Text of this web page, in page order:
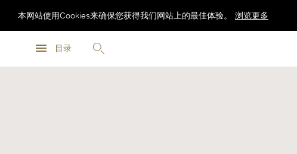
目录
本网站使用Cookies来确保您获得我们网站上的最佳体验。 浏览更多